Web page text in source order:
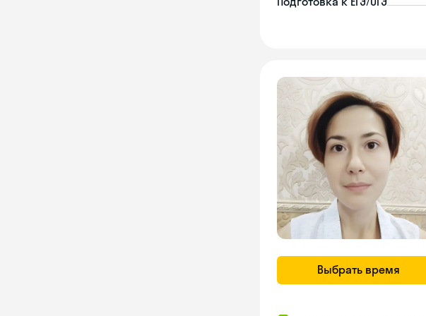
Выбрать время